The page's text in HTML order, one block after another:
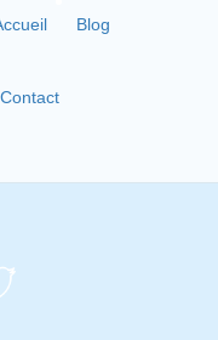
Blog
Contact